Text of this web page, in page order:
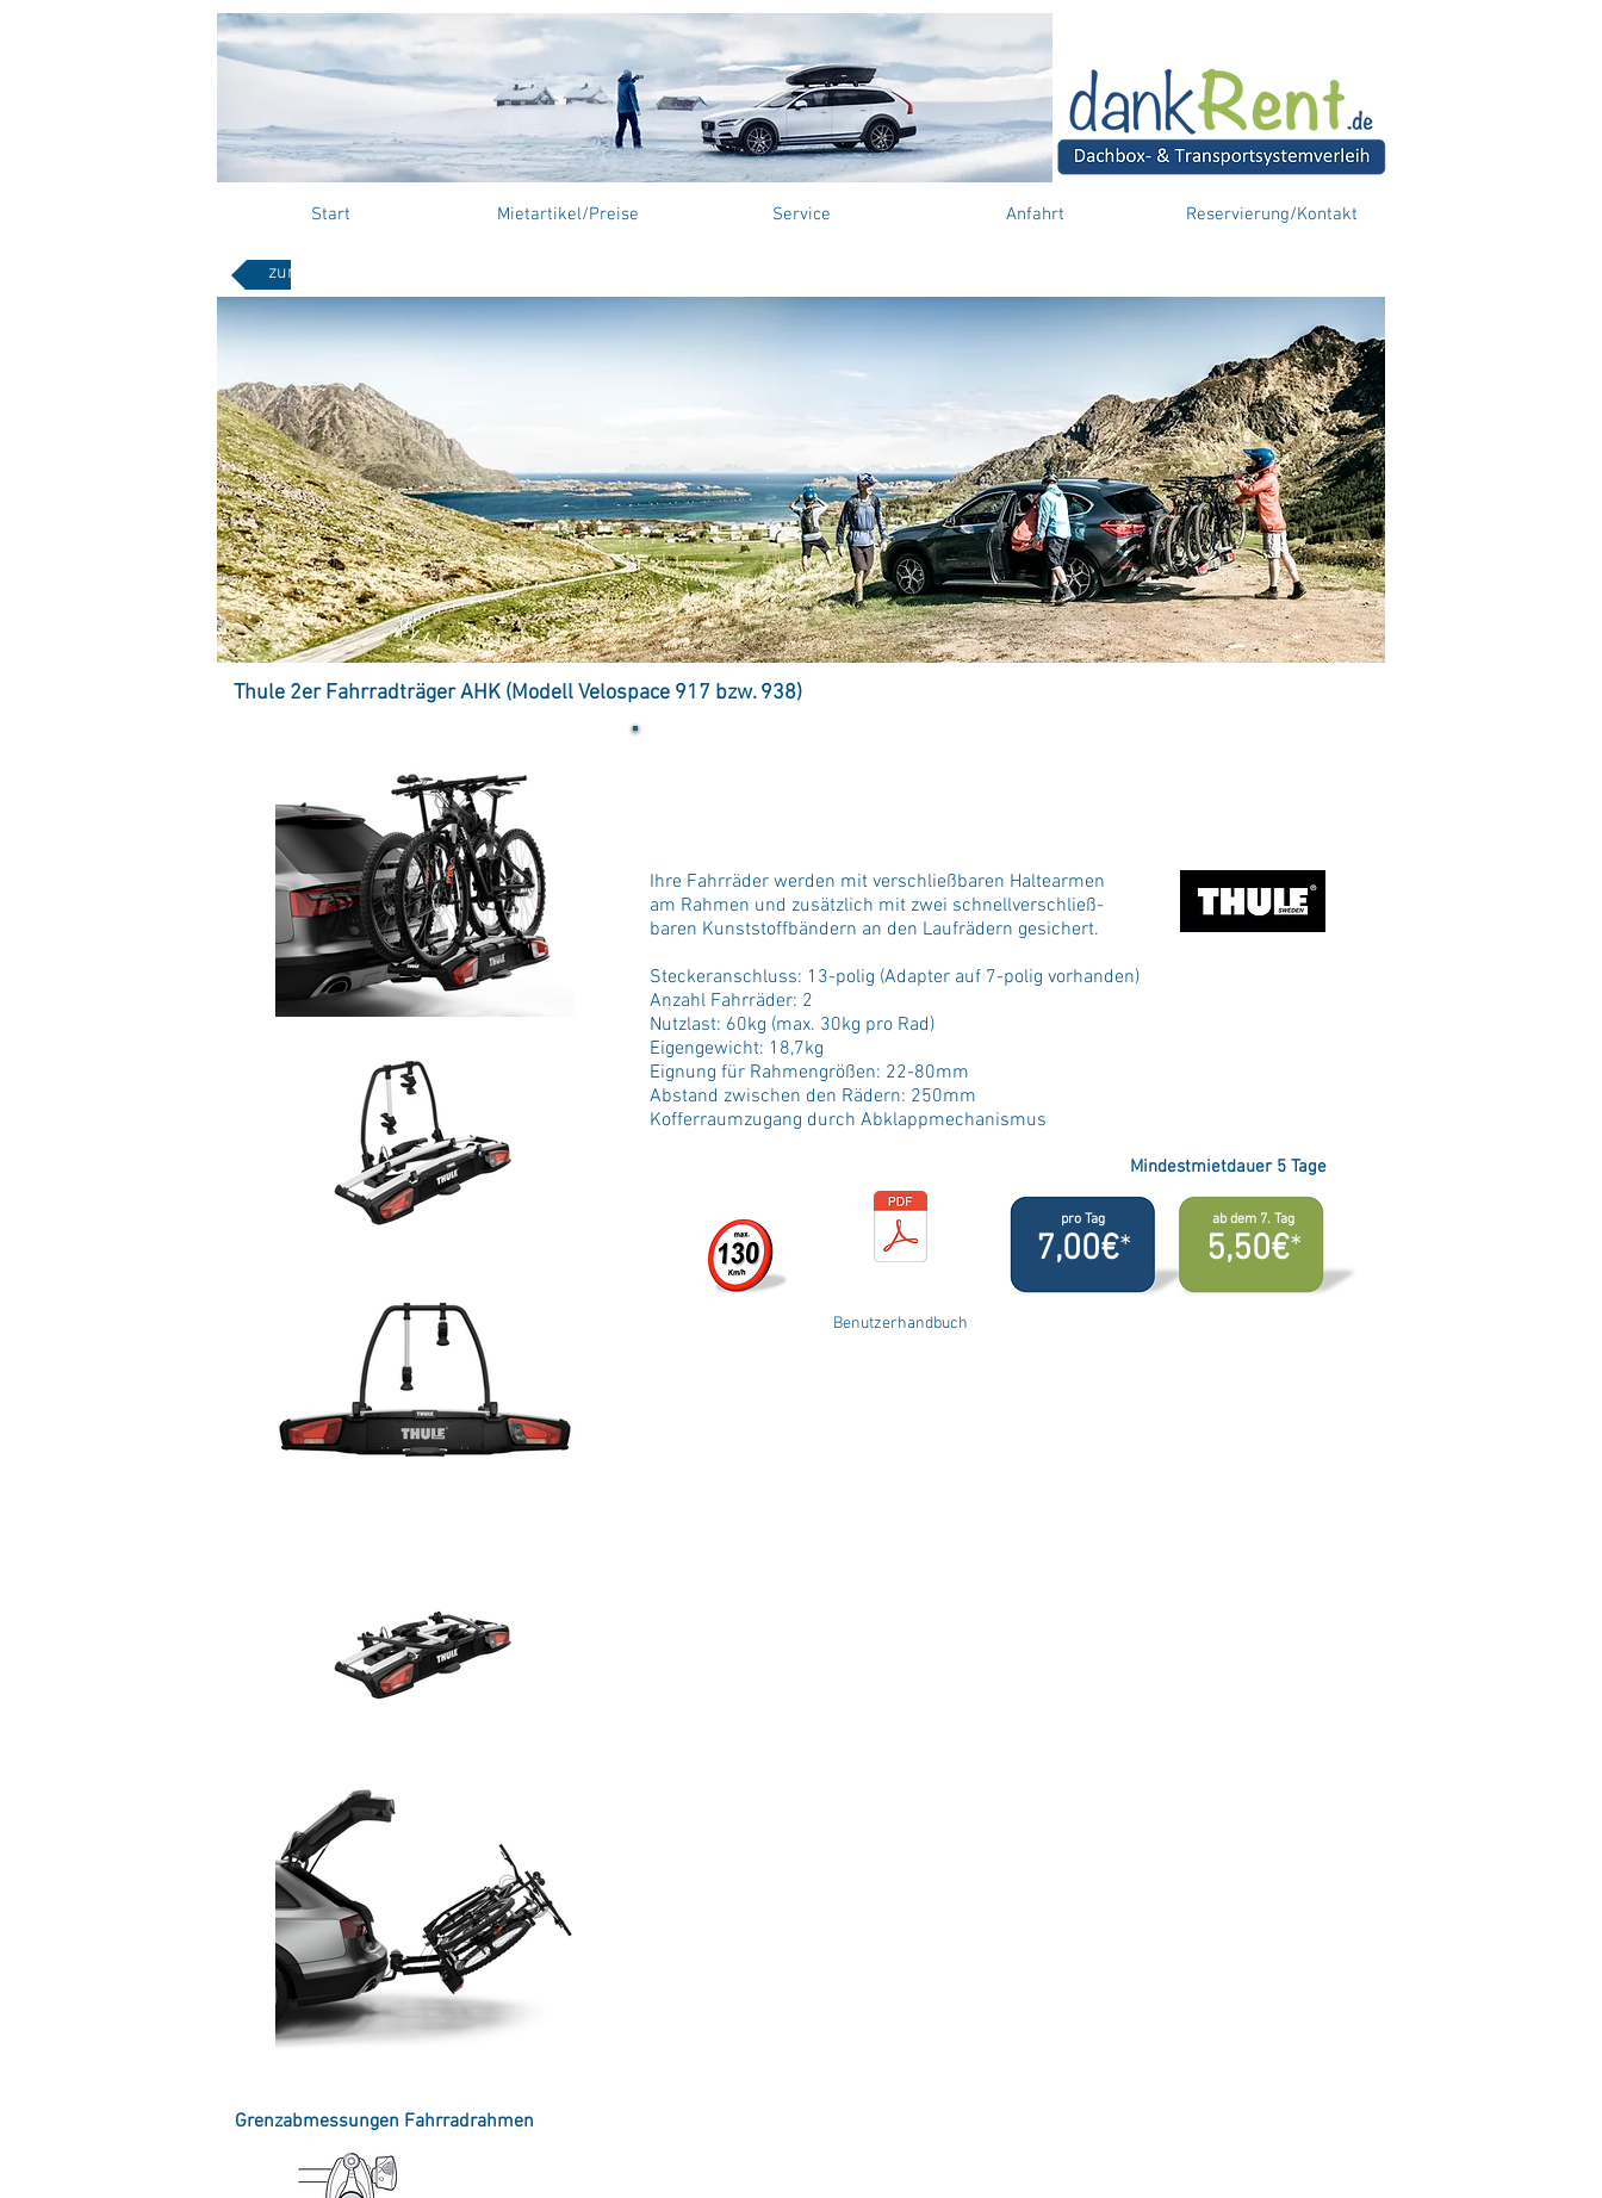
Start Mietartikel/Preise Service Anfahrt Reservierung/Kontakt
zurück zur Übersicht
Thule 2er Fahrradträger AHK (Modell Velospace 917 bzw. 938)
Grenzabmessungen Fahrradrahmen
Ihre Fahrräder werden mit verschließbaren Haltearmen
am Rahmen und zusätzlich mit zwei schnellverschließ-
baren Kunststoffbändern an den Laufrädern gesichert.
Steckeranschluss: 13-polig (Adapter auf 7-polig vorhanden)
Anzahl Fahrräder: 2
Nutzlast: 60kg (max. 30kg pro Rad)
Eigengewicht: 18,7kg
Eignung für Rahmengrößen: 22-80mm
Abstand zwischen den Rädern: 250mm
Kofferraumzugang durch Abklappmechanismus
Mindestmietdauer 5 Tage
pro Tag
7,00€*
ab dem 7. Tag
5,50€*
Benutzerhandbuch